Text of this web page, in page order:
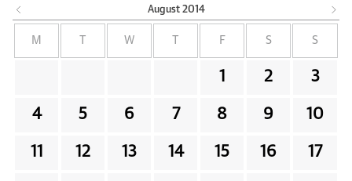
August 2014
M W F S S
1 2 3
4 5 6 7 8 9 10
11 12 13 14 15 16 17